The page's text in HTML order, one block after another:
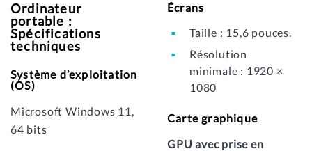
Ordinateur
portable :
Spécifications
techniques
Système d’exploitation
(OS)
Microsoft Windows 11,
64 bits
Écrans
Taille : 15,6 pouces.
Résolution
minimale : 1920 ×
1080
Carte graphique
GPU avec prise en